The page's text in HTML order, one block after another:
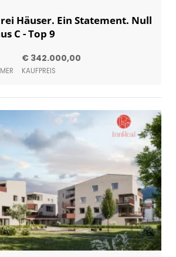
Häuser. Ein Statement. Null
C - Top 9
€ 342.000,00
KAUFPREIS